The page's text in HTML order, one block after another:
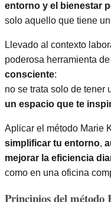
entorno y el bienestar
solo aquello que tiene
Llevado al contexto
poderosa herramienta de
consciente:
no se trata solo de tener
un espacio que te
Aplicar el método Marie
simplificar tu entorno,
mejorar la eficiencia
como en una oficina
Principios del